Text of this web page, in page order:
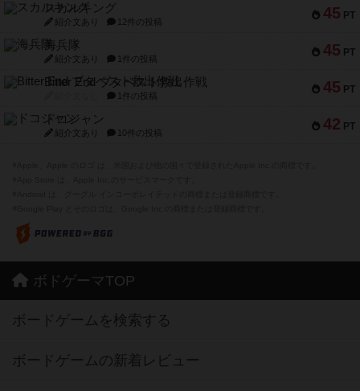
45 PT
スカルキング
紹介文あり 12件の投稿
45 PT
海兵隊
紹介文あり 1件の投稿
45 PT
Bitter End ブタペスト救出作戦
1件の投稿
42 PT
ドコジャン
紹介文あり 10件の投稿
ボドゲーマTOP
ボードゲームを検索する
ボードゲームの新着レビュー